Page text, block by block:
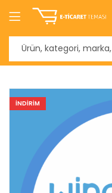
INDIRIM